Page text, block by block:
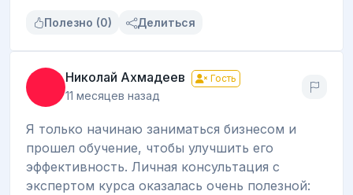
Полезно (0) Делиться
Николай Ахмадеев Гость
11 месяцев назад
Я только начинаю заниматься бизнесом и
прошел обучение, чтобы улучшить его
эффективность. Личная консультация с
экспертом курса оказалась очень полезной: